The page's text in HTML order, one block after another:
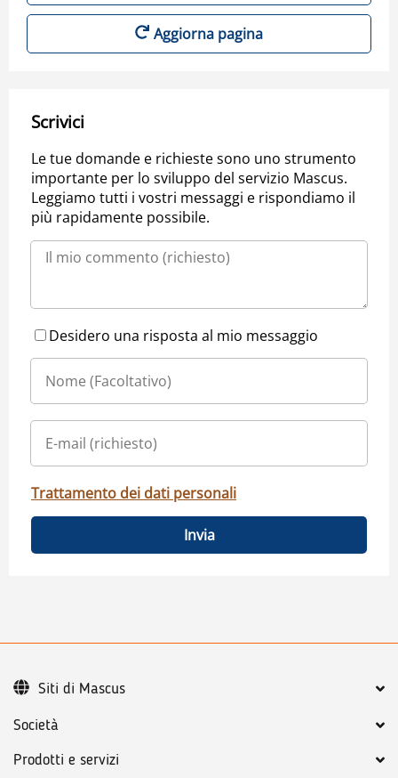
Aggiorna pagina
Scrivici
Le tue domande e richieste sono uno strumento
importante per lo sviluppo del servizio Mascus.
Leggiamo tutti i vostri messaggi e rispondiamo il
più rapidamente possibile.
Desidero una risposta al mio messaggio
Trattamento dei dati personali
Invia
Società
Prodotti e servizi
Siti di Mascus